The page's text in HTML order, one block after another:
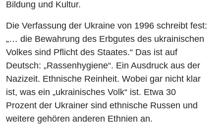
Bildung und Kultur.
Die Verfassung der Ukraine von 1996 schreibt fest:
„… die Bewahrung des Erbgutes des ukrainischen
Volkes sind Pflicht des Staates.“ Das ist auf
Deutsch: „Rassenhygiene“. Ein Ausdruck aus der
Nazizeit. Ethnische Reinheit. Wobei gar nicht klar
ist, was ein „ukrainisches Volk“ ist. Etwa 30
Prozent der Ukrainer sind ethnische Russen und
weitere gehören anderen Ethnien an.